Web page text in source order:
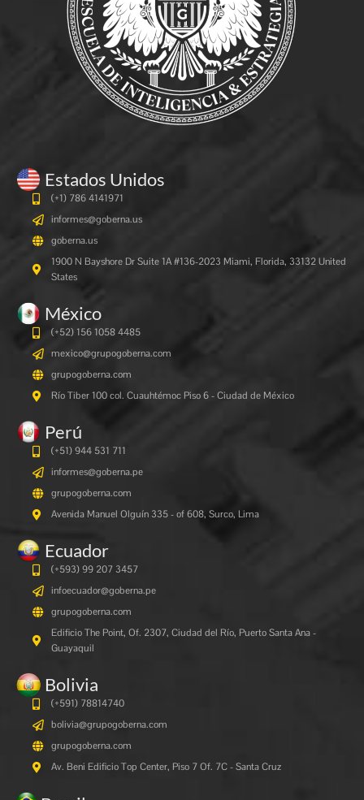
Estados Unidos
(+1) 786 4141971
informes@goberna.us
goberna.us
1900 N Bayshore Dr Suite 1A #136-2023 Miami, Florida, 33132 United
States
México
(+52) 156 1058 4485
mexico@grupogoberna.com
grupogoberna.com
Río Tiber 100 col. Cuauhtémoc Piso 6 - Ciudad de México
Perú
(+51) 944 531 711
informes@goberna.pe
grupogoberna.com
Avenida Manuel Olguín 335 - of 608, Surco, Lima
Ecuador
(+593) 99 207 3457
infoecuador@goberna.pe
grupogoberna.com
Edificio The Point, Of. 2307, Ciudad del Río, Puerto Santa Ana -
Guayaquil
Bolivia
(+591) 78814740
bolivia@grupogoberna.com
grupogoberna.com
Av. Beni Edificio Top Center, Piso 7 Of. 7C - Santa Cruz